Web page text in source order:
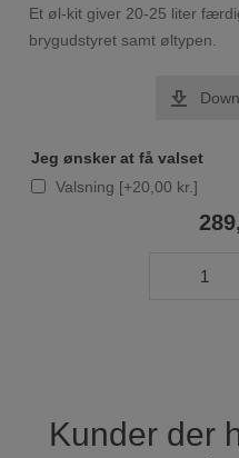
Et øl-kit giver 20-25 liter
brygudstyret samt øltypen.
Jeg ønsker at få valset
Valsning [+20,00 kr.]
Kunder der